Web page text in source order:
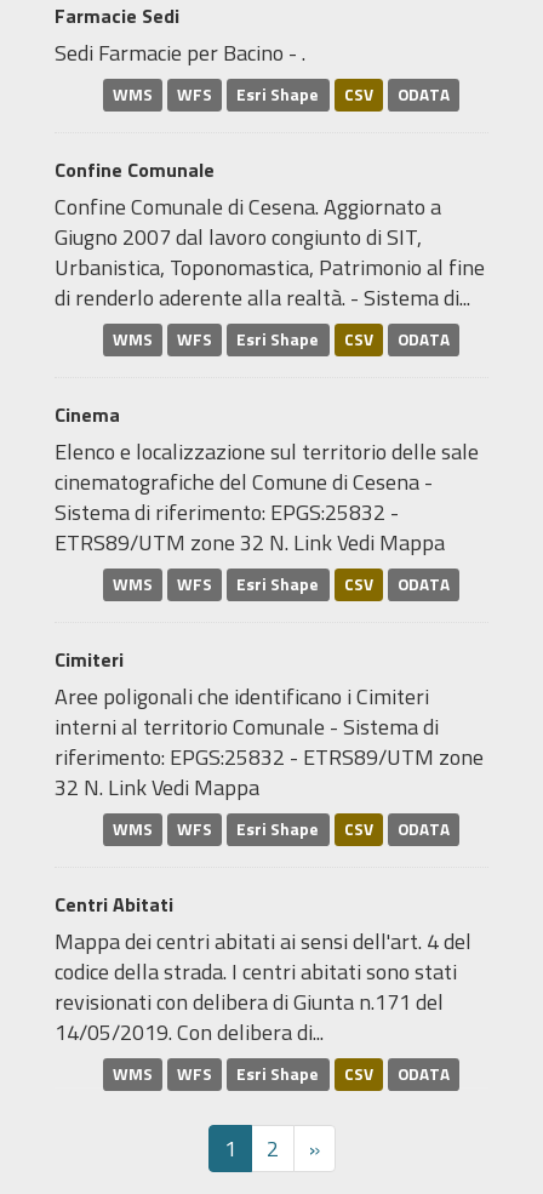
Farmacie Sedi
Sedi Farmacie per Bacino - .
WMS WFS Esri Shape CSV ODATA
Confine Comunale
Confine Comunale di Cesena. Aggiornato a
Giugno 2007 dal lavoro congiunto di SIT,
Urbanistica, Toponomastica, Patrimonio al fine
di renderlo aderente alla realtà. - Sistema di...
WMS WFS Esri Shape CSV ODATA
Cinema
Elenco e localizzazione sul territorio delle sale
cinematografiche del Comune di Cesena -
Sistema di riferimento: EPGS:25832 -
ETRS89/UTM zone 32 N. Link Vedi Mappa
WMS WFS Esri Shape CSV ODATA
Cimiteri
Aree poligonali che identificano i Cimiteri
interni al territorio Comunale - Sistema di
riferimento: EPGS:25832 - ETRS89/UTM zone
32 N. Link Vedi Mappa
WMS WFS Esri Shape CSV ODATA
Centri Abitati
Mappa dei centri abitati ai sensi dell'art. 4 del
codice della strada. I centri abitati sono stati
revisionati con delibera di Giunta n.171 del
14/05/2019. Con delibera di...
WMS WFS Esri Shape CSV ODATA
1 2 »